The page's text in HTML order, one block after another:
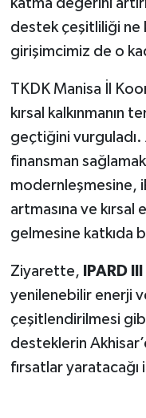
katma değerini
destek çeşitliliği ne
girişimcimiz de o
TKDK Manisa İl
kırsal kalkınmanın
geçtiğini vurguladı.
finansman
modernleşmesine,
artmasına ve
gelmesine katkıda
Ziyarette, IPARD III
yenilenebilir enerji
çeşitlendirilmesi
desteklerin
fırsatlar